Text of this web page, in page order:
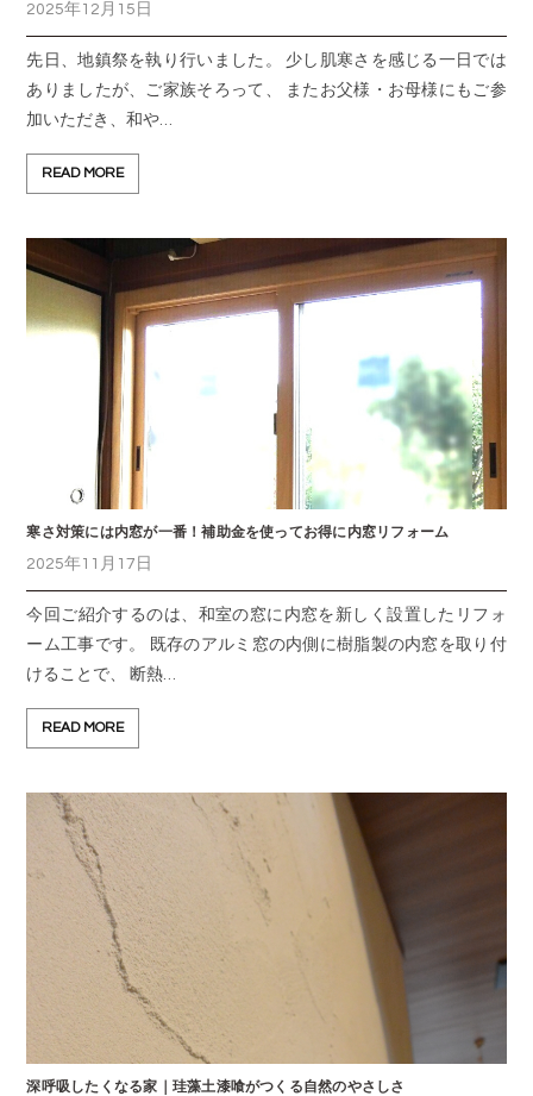
2025年12月15日
先日、地鎮祭を執り行いました。 少し肌寒さを感じる一日では
ありましたが、ご家族そろって、 またお父様・お母様にもご参
加いただき、和や…
READ MORE
寒さ対策には内窓が一番！補助金を使ってお得に内窓リフォーム
2025年11月17日
今回ご紹介するのは、和室の窓に内窓を新しく設置したリフォ
ーム工事です。 既存のアルミ窓の内側に樹脂製の内窓を取り付
けることで、 断熱…
READ MORE
深呼吸したくなる家｜珪藻土漆喰がつくる自然のやさしさ